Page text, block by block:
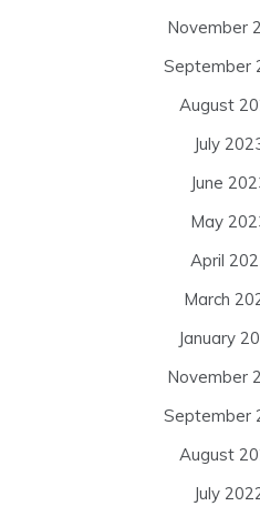
November
September
August
July
June
May
April
March
January
November
September
August
July